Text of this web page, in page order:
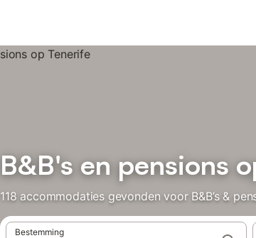
B&B's en pensions
118 accommodaties gevonden voor B&B’s &
Bestemming